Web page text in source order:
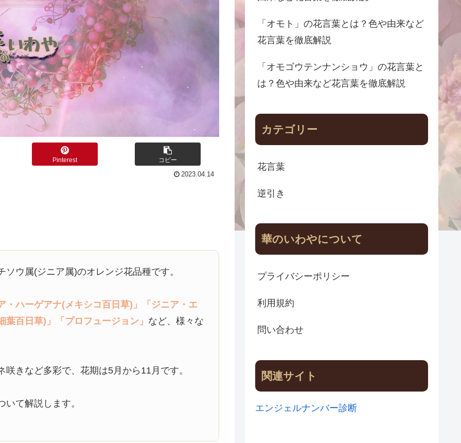
Pinterest コピー
2023.04.14
ソウ属(ジニア属)のオレンジ花品種です。
・ハーゲアナ(メキシコ百日草)」
「ジニア・エ
葉百日草)」 「プロフュージョン」 など、様々な
きなど多彩で、花期は5月から11月です。
いて解説します。
「オモト」の花言葉とは？色や由来など
花言葉を徹底解説
「オモゴウテンナンショウ」の花言葉と
は？色や由来など花言葉を徹底解説
カテゴリー
花言葉
逆引き
華のいわやについて
プライバシーポリシー
利用規約
問い合わせ
関連サイト
エンジェルナンバー診断